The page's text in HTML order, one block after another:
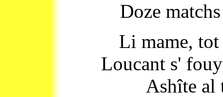
Doze
Li mame,
Loucant s'
Ashîte al